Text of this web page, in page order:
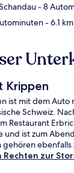
- 8
- 6.1 km
Krippen
ist mit dem Auto
Schweiz.
Restaurant
und ist zum
gehören
zur